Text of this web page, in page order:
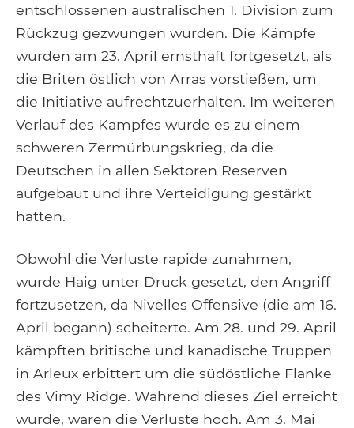
entschlossenen australischen 1. Division zum
Rückzug gezwungen wurden. Die Kämpfe
wurden am 23. April ernsthaft fortgesetzt, als
die Briten östlich von Arras vorstießen, um
die Initiative aufrechtzuerhalten. Im weiteren
Verlauf des Kampfes wurde es zu einem
schweren Zermürbungskrieg, da die
Deutschen in allen Sektoren Reserven
aufgebaut und ihre Verteidigung gestärkt
hatten.
Obwohl die Verluste rapide zunahmen,
wurde Haig unter Druck gesetzt, den Angriff
fortzusetzen, da Nivelles Offensive (die am 16.
April begann) scheiterte. Am 28. und 29. April
kämpften britische und kanadische Truppen
in Arleux erbittert um die südöstliche Flanke
des Vimy Ridge. Während dieses Ziel erreicht
wurde, waren die Verluste hoch. Am 3. Mai